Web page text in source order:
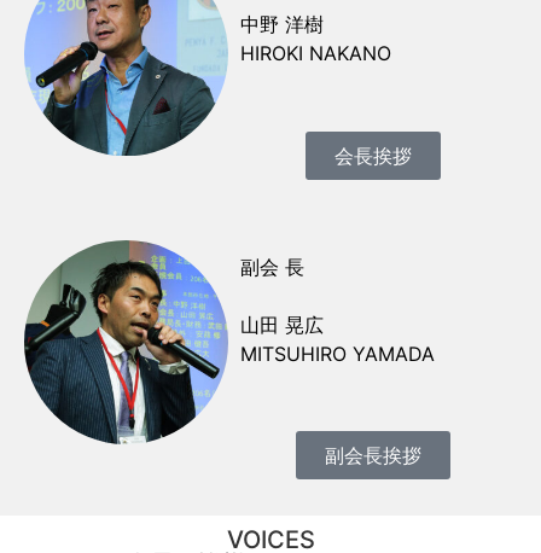
中野 洋樹
HIROKI NAKANO
会長挨拶
副会 長
山田 晃広
MITSUHIRO YAMADA
副会長挨拶
VOICES